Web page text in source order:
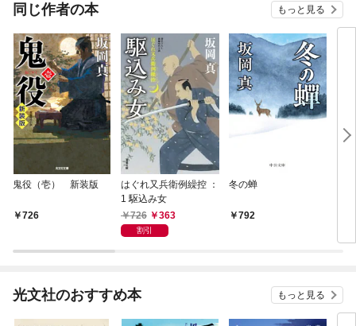
同じ作者の本 もっと見る
鬼役（壱） 新装版
726
はぐれ又兵衛例繰控 ：
1 駆込み女
726
363
割引
冬の蝉
792
光文社のおすすめ本 もっと見る